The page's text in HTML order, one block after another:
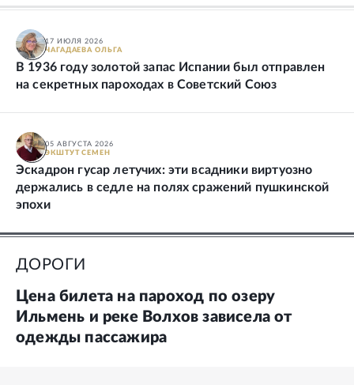
17 ИЮЛЯ 2026
ЧАГАДАЕВАОЛЬГА
В 1936 году золотой запас Испании был отправлен
на секретных пароходах в Советский Союз
05 АВГУСТА 2026
ЭКШТУТСЕМЕН
Эскадрон гусар летучих: эти всадники виртуозно
держались в седле на полях сражений пушкинской
эпохи
ДОРОГИ
Цена билета на пароход по озеру
Ильмень и реке Волхов зависела от
одежды пассажира